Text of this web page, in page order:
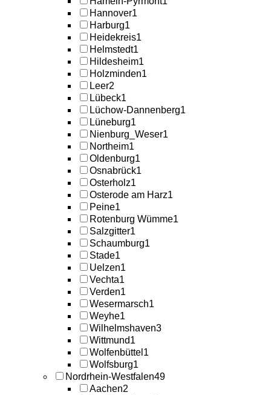
Hannover1
Harburg1
Heidekreis1
Helmstedt1
Hildesheim1
Holzminden1
Leer2
Lübeck1
Lüchow-Dannenberg1
Lüneburg1
Nienburg_Weser1
Northeim1
Oldenburg1
Osnabrück1
Osterholz1
Osterode am Harz1
Peine1
Rotenburg Wümme1
Salzgitter1
Schaumburg1
Stade1
Uelzen1
Vechta1
Verden1
Wesermarsch1
Weyhe1
Wilhelmshaven3
Wittmund1
Wolfenbüttel 1
Wolfsburg1
Nordrhein-Westfalen49
Aachen2